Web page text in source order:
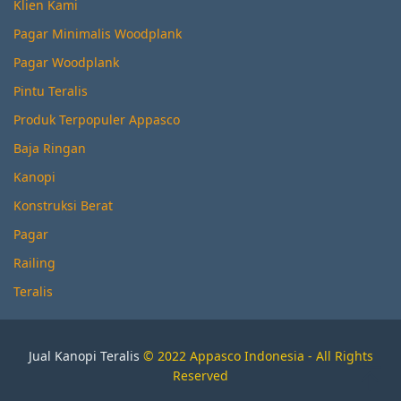
Klien Kami
Pagar Minimalis Woodplank
Pagar Woodplank
Pintu Teralis
Produk Terpopuler Appasco
Baja Ringan
Kanopi
Konstruksi Berat
Pagar
Railing
Teralis
Jual Kanopi Teralis © 2022 Appasco Indonesia - All Rights
Reserved